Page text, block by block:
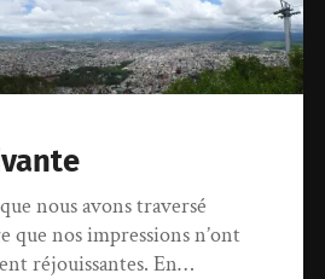
nous avons traversé
que nos impressions n’ont
réjouissantes. En…